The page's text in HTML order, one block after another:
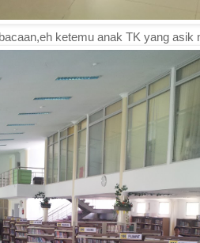
ketemu anak TK yang asik